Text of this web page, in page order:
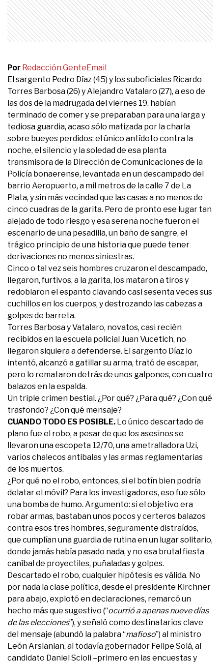
Por Redacción GenteEmail
El sargento Pedro Díaz (45) y los suboficiales Ricardo
Torres Barbosa (26) y Alejandro Vatalaro (27), a eso de
las dos de la madrugada del viernes 19, habían
terminado de comer y se preparaban para una larga y
tediosa guardia, acaso sólo matizada por la charla
sobre bueyes perdidos: el único antídoto contra la
noche, el silencio y la soledad de esa planta
transmisora de la Dirección de Comunicaciones de la
Policía bonaerense, levantada en un descampado del
barrio Aeropuerto, a mil metros de la calle 7 de La
Plata, y sin más vecindad que las casas a no menos de
cinco cuadras de la garita. Pero de pronto ese lugar tan
alejado de todo riesgo y esa serena noche fueron el
escenario de una pesadilla, un baño de sangre, el
trágico principio de una historia que puede tener
derivaciones no menos siniestras.
Cinco o tal vez seis hombres cruzaron el descampado,
llegaron, furtivos, a la garita, los mataron a tiros y
redoblaron el espanto clavando casi sesenta veces sus
cuchillos en los cuerpos, y destrozando las cabezas a
golpes de barreta.
Torres Barbosa y Vatalaro, novatos, casi recién
recibidos en la escuela policial Juan Vucetich, no
llegaron siquiera a defenderse. El sargento Díaz lo
intentó, alcanzó a gatillar su arma, trató de escapar,
pero lo remataron detrás de unos galpones, con cuatro
balazos en la espalda.
Un triple crimen bestial. ¿Por qué? ¿Para qué? ¿Con qué
trasfondo? ¿Con qué mensaje?
CUANDO TODO ES POSIBLE. Lo único descartado de
plano fue el robo, a pesar de que los asesinos se
llevaron una escopeta 12/70, una ametralladora Uzi,
varios chalecos antibalas y las armas reglamentarias
de los muertos.
¿Por qué no el robo, entonces, si el botín bien podría
delatar el móvil? Para los investigadores, eso fue sólo
una bomba de humo. Argumento: si el objetivo era
robar armas, bastaban unos pocos y certeros balazos
contra esos tres hombres, seguramente distraídos,
que cumplían una guardia de rutina en un lugar solitario,
donde jamás había pasado nada, y no esa brutal fiesta
caníbal de proyectiles, puñaladas y golpes.
Descartado el robo, cualquier hipótesis es válida. No
por nada la clase política, desde el presidente Kirchner
para abajo, explotó en declaraciones, remarcó un
hecho más que sugestivo (“ocurrió a apenas nueve días
de las elecciones”), y señaló como destinatarios clave
del mensaje (abundó la palabra “mafioso”) al ministro
León Arslanian, al todavía gobernador Felipe Solá, al
candidato Daniel Scioli –primero en las encuestas y